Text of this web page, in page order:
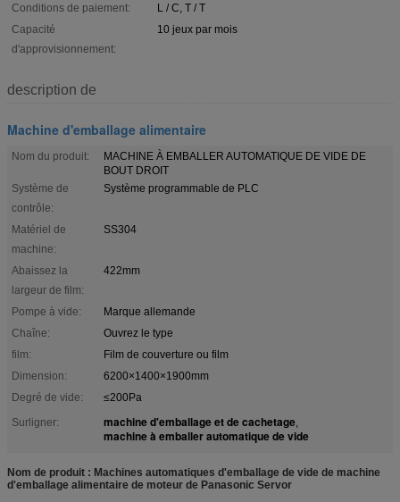
Conditions de paiement:
L / C, T / T
Capacité
d'approvisionnement:
10 jeux par mois
description de
Machine d'emballage alimentaire
Nom du produit:
MACHINE À EMBALLER AUTOMATIQUE DE VIDE DE
BOUT DROIT
Système de
contrôle:
Système programmable de PLC
Matériel de
machine:
SS304
Abaissez la
largeur de film:
422mm
Pompe à vide:
Marque allemande
Chaîne:
Ouvrez le type
film:
Film de couverture ou film
Dimension:
6200×1400×1900mm
Degré de vide:
≤200Pa
Surligner:
machine d'emballage et de cachetage,
machine à emballer automatique de vide
Nom de produit : Machines automatiques d'emballage de vide de machine
d'emballage alimentaire de moteur de Panasonic Servor